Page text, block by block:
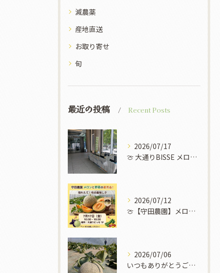
減農薬
産地直送
お取り寄せ
旬
最近の投稿 Recent Posts
2026/07/17
​🍈 大通りBISSE メロン販売会のお知らせ 🍈
2026/07/12
🍈【守田農園】メロンと野菜の直売イベント開催！✨🌽
2026/07/06
いつもありがとうございます！